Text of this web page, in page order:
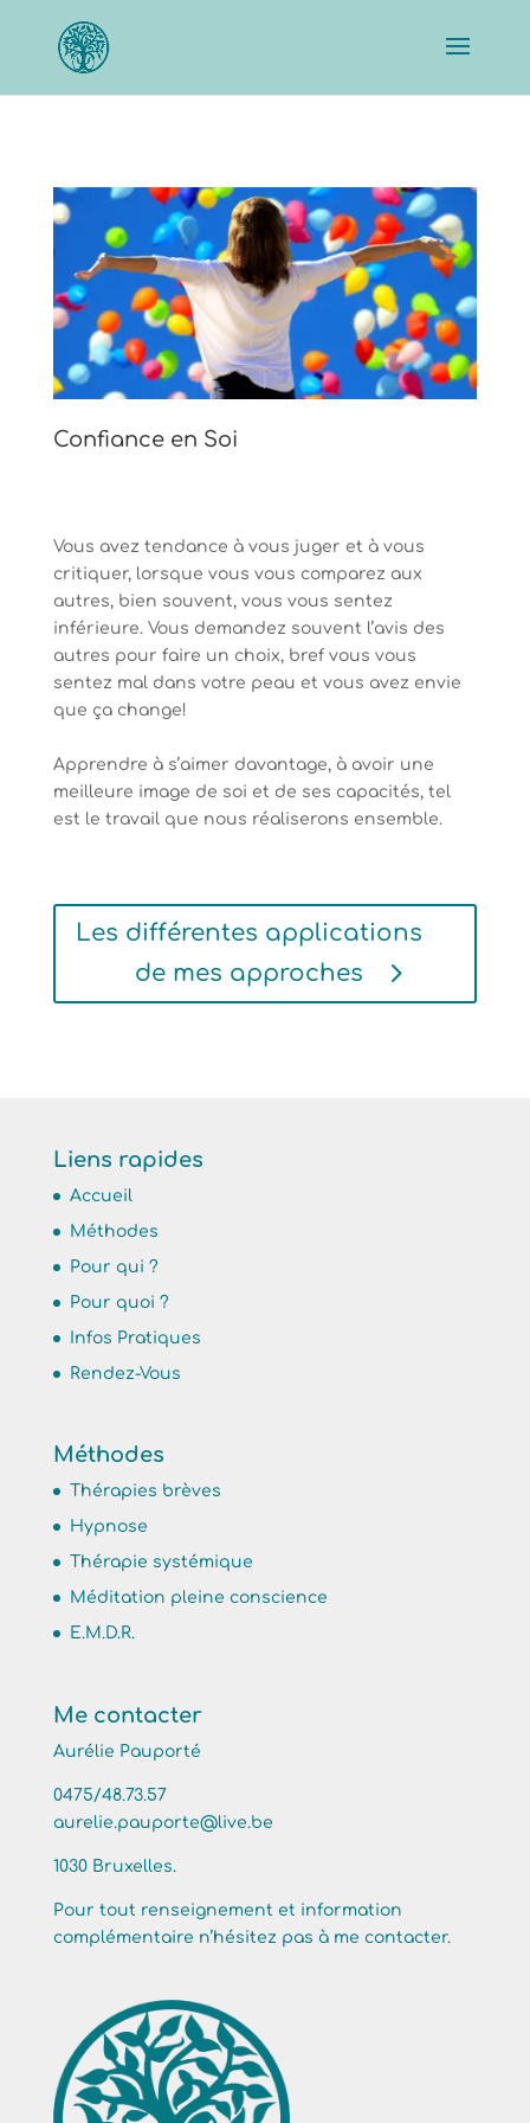
Confiance en Soi
Vous avez tendance à vous juger et à vous
critiquer, lorsque vous vous comparez aux
autres, bien souvent, vous vous sentez
inférieure. Vous demandez souvent l’avis des
autres pour faire un choix, bref vous vous
sentez mal dans votre peau et vous avez envie
que ça change!
Apprendre à s’aimer davantage, à avoir une
meilleure image de soi et de ses capacités, tel
est le travail que nous réaliserons ensemble.
Les différentes applications
de mes approches
Liens rapides
Accueil
Méthodes
Pour qui ?
Pour quoi ?
Infos Pratiques
Rendez-Vous
Méthodes
Thérapies brèves
Hypnose
Thérapie systémique
Méditation pleine conscience
E.M.D.R.
Me contacter
Aurélie Pauporté
0475/48.73.57
aurelie.pauporte@live.be
1030 Bruxelles.
Pour tout renseignement et information
complémentaire n’hésitez pas à me contacter.